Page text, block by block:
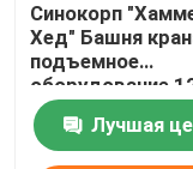
Синокорп
Хед" Башня
подъемное
оборудование
тонн 16 тонн
Лучшая